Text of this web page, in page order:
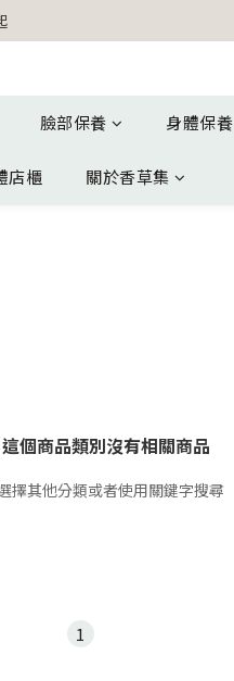
熊超人行李吊牌
熊超人行李吊牌
臉部保養 身體保養
店櫃 關於香草集
個商品類別沒有相關商品
擇其他分類或者使用關鍵字搜尋
1